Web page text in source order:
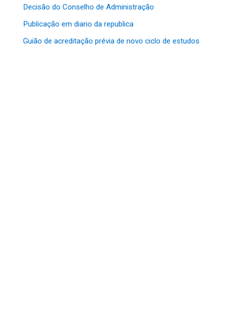
Decisão do Conselho de Administração
Publicação em diario da republica
Guião de acreditação prévia de novo ciclo de estudos